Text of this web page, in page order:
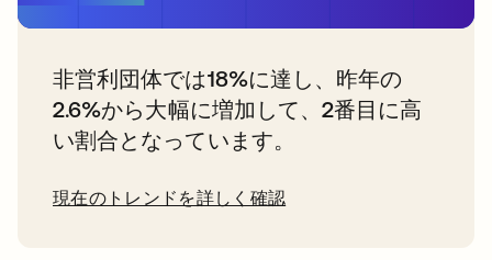
非営利団体では18%に達し、昨年の
2.6%から大幅に増加して、2番目に高
い割合となっています。
現在のトレンドを詳しく確認